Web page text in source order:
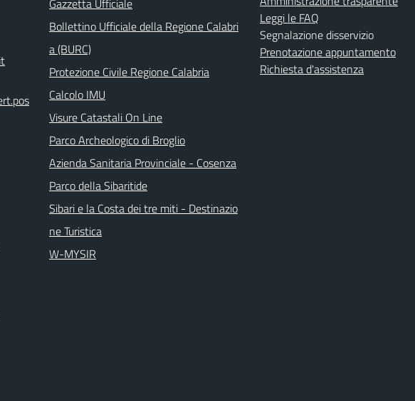
Bollettino Ufficiale della Regione Calabri
a (BURC)
Protezione Civile Regione Calabria
Calcolo IMU
Visure Catastali On Line
Parco Archeologico di Broglio
Azienda Sanitaria Provinciale - Cosenza
Parco della Sibaritide
Sibari e la Costa dei tre miti - Destinazio
ne Turistica
W-MYSIR
Leggi le FAQ
Segnalazione disservizio
Prenotazione appuntamento
Richiesta d'assistenza